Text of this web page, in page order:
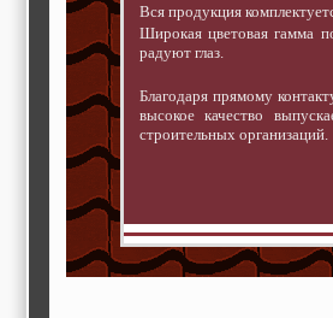
Вся продукция
Широкая цветовая гамма
радуют глаз.
Благодаря прямому
высокое качество
строительных организаций.